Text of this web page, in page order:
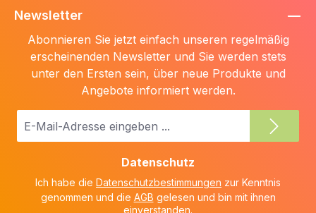
Newsletter
Abonnieren Sie jetzt einfach unseren regelmäßig
erscheinenden Newsletter und Sie werden stets
unter den Ersten sein, über neue Produkte und
Angebote informiert werden.
E-
Datenschutz
Ich habe die Datenschutzbestimmungen zur Kenntnis
genommen und die AGB gelesen und bin mit ihnen
einverstanden.